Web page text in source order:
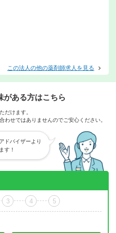
この法人の他の薬剤師求人を見る
がある方はこちら
だけます。
わせではありませんのでご安心ください。
ドバイザーより
す！
3 4 5